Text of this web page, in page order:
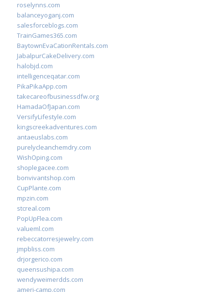
roselynns.com
balanceyoganj.com
salesforceblogs.com
TrainGames365.com
BaytownEvaCationRentals.com
JabalpurCakeDelivery.com
halobjd.com
intelligenceqatar.com
PikaPikaApp.com
takecareofbusinessdfw.org
HamadaOfJapan.com
VersifyLifestyle.com
kingscreekadventures.com
antaeuslabs.com
purelycleanchemdry.com
WishOping.com
shoplegacee.com
bonvivantshop.com
CupPlante.com
mpzin.com
stcreal.com
PopUpFlea.com
valueml.com
rebeccatorresjewelry.com
jmpbliss.com
drjorgerico.com
queensushipa.com
wendyweimerdds.com
ameri-camp.com